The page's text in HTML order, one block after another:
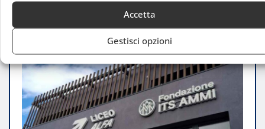
Accetta
Gestisci opzioni